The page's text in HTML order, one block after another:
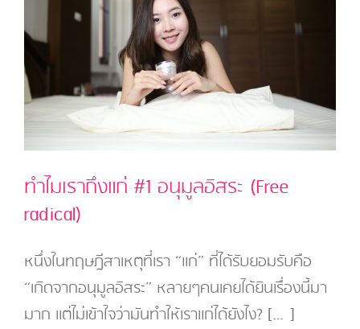
ทำไมเราถึงแก่ #1 อนุมูลอิสระ (Free
radical)
ทำไมเราถึงแก่ #1 อนุมูลอิสระ (Free
radical)
หนึ่งในทฤษฎีสาเหตุที่เรา “แก่” ที่ได้รับยอมรับคือ
“เกิดจากอนุมูลอิสระ” หลายๆคนเคยได้ยินเรื่องนี้มา
มาก แต่ไม่เข้าใจว่ามันทำให้เราแก่ได้ยังไง? […]